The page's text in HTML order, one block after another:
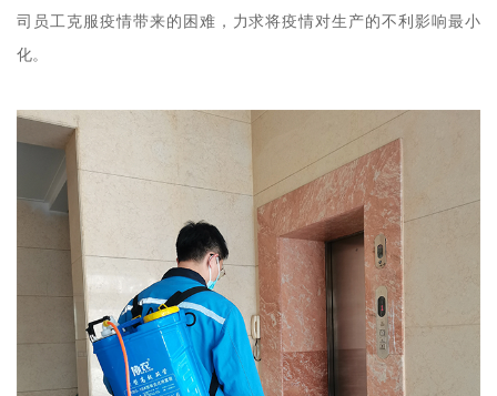
司员工克服疫情带来的困难，力求将疫情对生产的不利影响最小
化。